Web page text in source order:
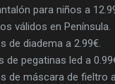
para niños a
válidos en Península.
de diadema a 2.99€.
de pegatinas led a
de máscara de fieltro a